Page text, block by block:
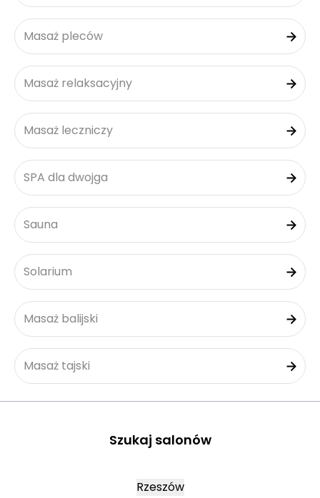
Masaż pleców
Masaż relaksacyjny
Masaż leczniczy
SPA dla dwojga
Sauna
Solarium
Masaż balijski
Masaż tajski
Szukaj salonów
Rzeszów